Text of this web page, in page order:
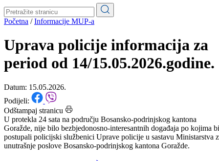
Pale-Prača
Kontakt
Početna/Informacije MUP-a
Uprava policije informacija za
period od 14/15.05.2026.godine.
Datum: 15.05.2026.
Podijeli:
Odštampaj stranicu
U protekla 24 sata na području Bosansko-podrinjskog kantona